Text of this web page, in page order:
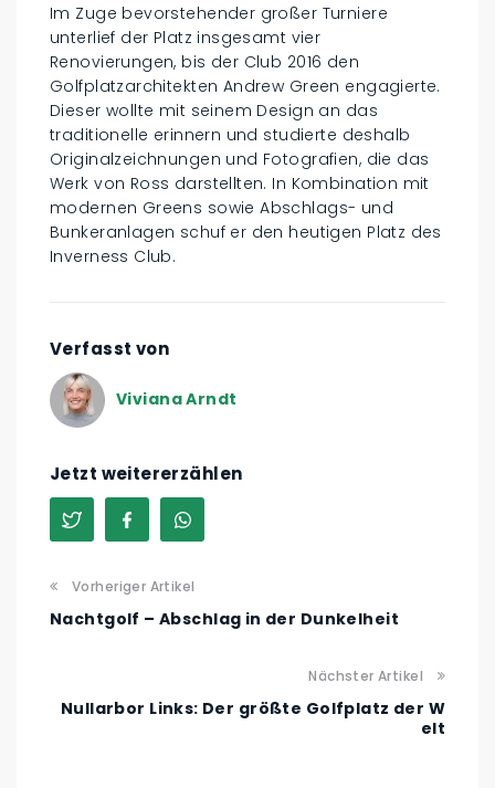
Im Zuge bevorstehender großer Turniere
unterlief der Platz insgesamt vier
Renovierungen, bis der Club 2016 den
Golfplatzarchitekten Andrew Green engagierte.
Dieser wollte mit seinem Design an das
traditionelle erinnern und studierte deshalb
Originalzeichnungen und Fotografien, die das
Werk von Ross darstellten. In Kombination mit
modernen Greens sowie Abschlags- und
Bunkeranlagen schuf er den heutigen Platz des
Inverness Club.
Verfasst von
Viviana Arndt
Jetzt weitererzählen
Vorheriger Artikel
Nachtgolf – Abschlag in der Dunkelheit
Nächster Artikel
Nullarbor Links: Der größte Golfplatz der W
elt